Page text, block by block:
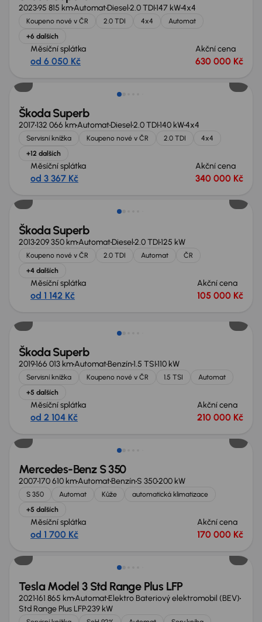
202395 815 kmAutomatDiesel2.0 TDI147 kW4x4
Koupeno nové v ČR 2.0 TDI 4x4
Automat
+6 dalších
Měsíční splátka
od 6 050 Kč
Akční cena
630 000 Kč
Škoda Superb
2017132 066 kmAutomatDiesel2.0 TDI140 kW4x4
Servisní knížka Koupeno nové v ČR 2.0 TDI
4x4
+12 dalších
Měsíční splátka
od 3 367 Kč
Akční cena
340 000 Kč
Škoda Superb
2013209 350 kmAutomatDiesel2.0 TDI125 kW
Koupeno nové v ČR 2.0 TDI Automat
ČR
+4 dalších
Měsíční splátka
od 1 142 Kč
Akční cena
105 000 Kč
Škoda Superb
2019166 013 kmAutomatBenzín1.5 TSI110 kW
Servisní knížka Koupeno nové v ČR 1.5 TSI
Automat
+5 dalších
Měsíční splátka
od 2 104 Kč
Akční cena
210 000 Kč
Mercedes-Benz S 350
2007170 610 kmAutomatBenzínS 350200 kW
S 350 Automat Kůže
automatická klimatizace
+5 dalších
Měsíční splátka
od 1 700 Kč
Akční cena
170 000 Kč
Zlevněno o 30 000 Kč
Tesla Model 3 Std Range Plus LFP
2021161 865 kmAutomatElektro Bateriový elektromobil (BEV)
Std Range Plus LFP239 kW